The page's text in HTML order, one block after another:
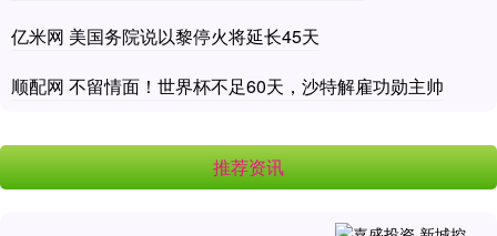
亿米网 美国务院说以黎停火将延长45天
顺配网 不留情面！世界杯不足60天，沙特解雇功勋主帅
推荐资讯